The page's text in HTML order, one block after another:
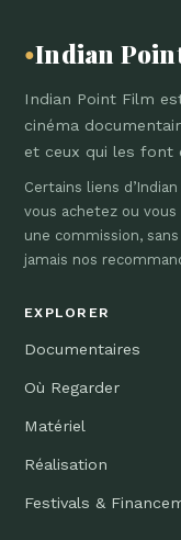
●Indian
Indian Point Film
cinéma
et ceux qui les font
Certains liens
vous achetez ou
une commission,
jamais nos
EXPLORER
Documentaires
Où Regarder
Matériel
Réalisation
Festivals &